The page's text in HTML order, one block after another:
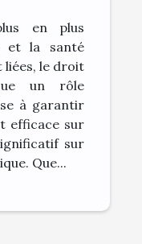
en plus
et la santé
liées, le droit
un rôle
à garantir
efficace sur
sur
Que...